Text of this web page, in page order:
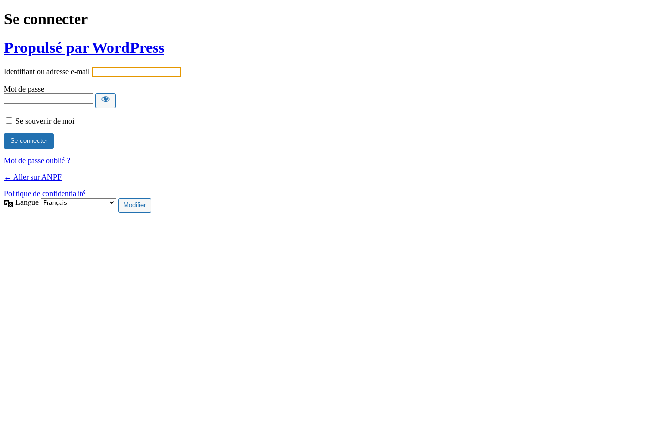
Se connecter
Propulsé par WordPress
Identifiant ou adresse e-mail
Mot de passe
Se souvenir de moi
Mot de passe oublié ?
← Aller sur ANPF
Politique de confidentialité
Langue